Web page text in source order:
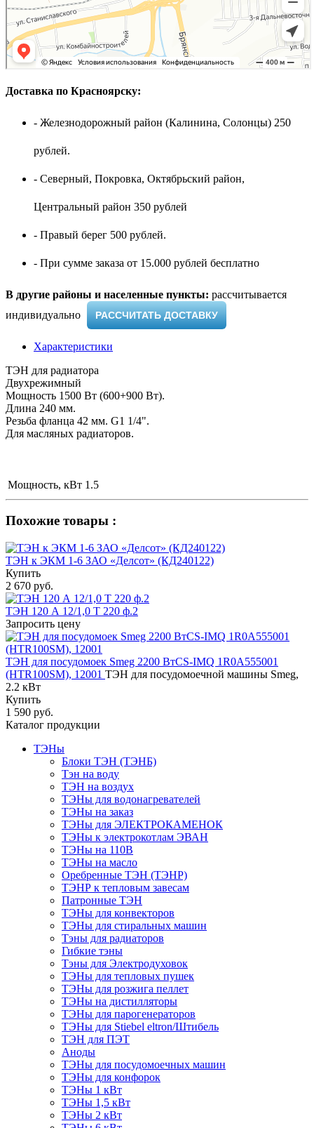
Доставка по Красноярску:
- Железнодорожный район (Калинина, Солонцы) 250
рублей.
- Северный, Покровка, Октябрьский район,
Центральный район 350 рублей
- Правый берег 500 рублей.
- При сумме заказа от 15.000 рублей бесплатно
В другие районы и населенные пункты: рассчитывается
индивидуально ​
РАССЧИТАТЬ ДОСТАВКУ
Характеристики
ТЭН для радиатора
Двухрежимный
Мощность 1500 Вт (600+900 Вт).
Длина 240 мм.
Резьба фланца 42 мм. G1 1/4".
Для масляных радиаторов.
Мощность, кВт 1.5
Похожие товары :
ТЭН к ЭКМ 1-6 ЗАО «Делсот» (КД240122)
Купить
2 670 руб.
ТЭН 120 А 12/1,0 T 220 ф.2
Запросить цену
ТЭН для посудомоек Smeg 2200 ВтCS-IMQ 1R0A555001
(HTR100SM), 12001 ТЭН для посудомоечной машины Smeg,
2.2 кВт
Купить
1 590 руб.
Каталог продукции
ТЭНы
Блоки ТЭН (ТЭНБ)
Тэн на воду
ТЭН на воздух
ТЭНы для водонагревателей
ТЭНы на заказ
ТЭНы для ЭЛЕКТРОКАМЕНОК
ТЭНы к электрокотлам ЭВАН
ТЭНы на 110В
ТЭНы на масло
Оребренные ТЭН (ТЭНР)
ТЭНР к тепловым завесам
Патронные ТЭН
ТЭНы для конвекторов
ТЭНы для стиральных машин
Тэны для радиаторов
Гибкие тэны
Тэны для Электродуховок
ТЭНы для тепловых пушек
ТЭНы для розжига пеллет
ТЭНы на дистилляторы
ТЭНы для парогенераторов
ТЭНы для Stiebel eltron/Штибель
ТЭН для ПЭТ
Аноды
ТЭНы для посудомоечных машин
ТЭНы для конфорок
ТЭНы 1 кВт
ТЭНы 1,5 кВт
ТЭНы 2 кВт